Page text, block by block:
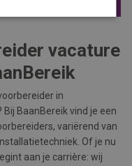
vacature
in
BaanBereik vind je een
variërend van
Of je nu
aan je carrière: wij